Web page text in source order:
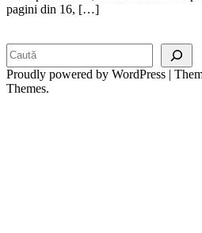
pagini din 16, […]
Proudly powered by WordPress |
Themes.